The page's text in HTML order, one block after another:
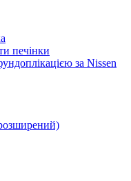
печінки
за Nissen